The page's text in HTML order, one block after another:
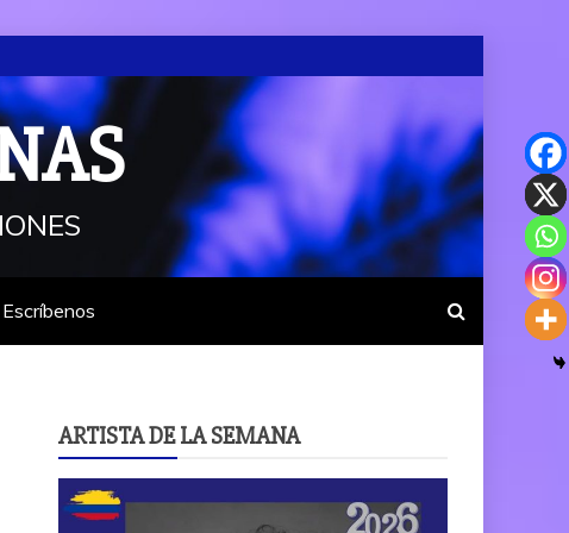
Escríbenos
ARTISTA DE LA SEMANA